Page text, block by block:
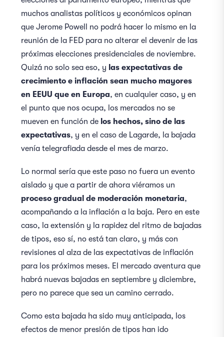
muchos analistas políticos y económicos opinan
que Jerome Powell no podrá hacer lo mismo en la
reunión de la FED para no alterar el devenir de las
próximas elecciones presidenciales de noviembre.
Quizá no solo sea eso, y las expectativas de
crecimiento e inflación sean mucho mayores
en EEUU que en Europa, en cualquier caso, y en
el punto que nos ocupa, los mercados no se
mueven en función de los hechos, sino de las
expectativas, y en el caso de Lagarde, la bajada
venía telegrafiada desde el mes de marzo.
Lo normal sería que este paso no fuera un evento
aislado y que a partir de ahora viéramos un
proceso gradual de moderación monetaria,
acompañando a la inflación a la baja. Pero en este
caso, la extensión y la rapidez del ritmo de bajadas
de tipos, eso sí, no está tan claro, y más con
revisiones al alza de las expectativas de inflación
para los próximos meses. El mercado aventura que
habrá nuevas bajadas en septiembre y diciembre,
pero no parece que sea un camino cerrado.
Como esta bajada ha sido muy anticipada, los
efectos de menor presión de tipos han ido